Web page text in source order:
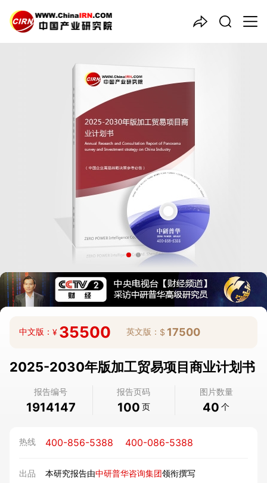
中文版： ¥ 35500 英文版： $ 17500
2025-2030年版加工贸易项目商业计划书
报告编号
1914147
报告页码
100 页
图片数量
40 个
热线 400-856-5388 400-086-5388
出品 本研究报告由中研普华咨询集团领衔撰写
中国产业咨询领导者
目商业计划书
品质保障，一年免费更新维护
报告编号：1914147
《2025-2030年版加工贸易项目商业计划书》由中研普华加工贸
易行业分析专家领衔撰写，主要分析了加工贸易行业的市场规模、
发展现状与投资前景，同时对加工贸易行业的未来发展做出科学的
趋势预测和专业的加工贸易行业数据分析，帮助客户评估加工贸易
26年研究经验，深度洞察行业驱动力
多元化、高学历的实战型精英团队